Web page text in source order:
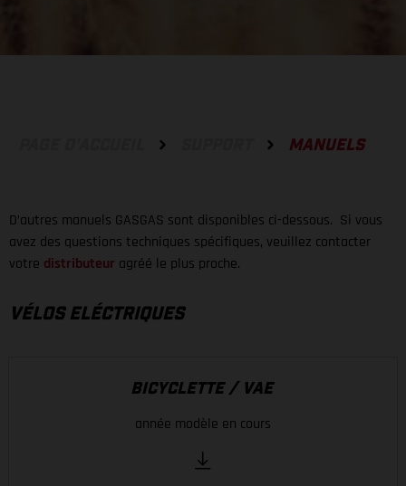
MANUELS
D’autres manuels GASGAS sont disponibles ci-dessous. Si vous
avez des questions techniques spécifiques, veuillez contacter
votre distributeur agréé le plus proche.
VÉLOS ELÉCTRIQUES
BICYCLETTE / VAE
année modèle en cours